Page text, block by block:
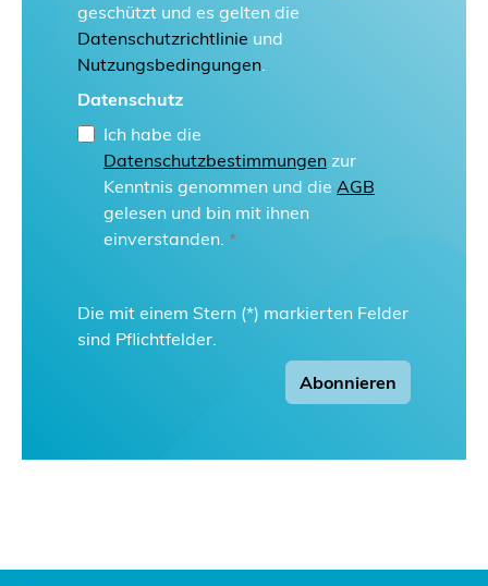
geschützt und es gelten die
Datenschutzrichtlinie und
Nutzungsbedingungen.
Datenschutz
Ich habe die
Datenschutzbestimmungen zur
Kenntnis genommen und die AGB
gelesen und bin mit ihnen
einverstanden. *
Die mit einem Stern (*) markierten Felder
sind Pflichtfelder.
Abonnieren